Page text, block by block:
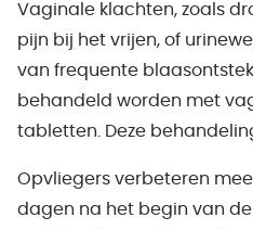
Vaginale klachten, zoals
pijn bij het vrijen, of
van frequente
behandeld worden met
tabletten. Deze
Opvliegers verbeteren
dagen na het begin van